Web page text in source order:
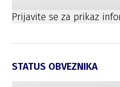
Prijavite se za prikaz
STATUS OBVEZNIKA